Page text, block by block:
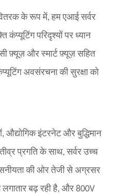
के रूप में, हम एआई सर्वर
परिदृश्यों पर ध्यान
फ़्यूज़ और स्मार्ट फ़्यूज़ सहित
अवसंरचना की सुरक्षा को
औद्योगिक इंटरनेट और बुद्धिमान
प्रगति के साथ, सर्वर उच्च
की ओर तेजी से अग्रसर
बढ़ रही है, और 800V